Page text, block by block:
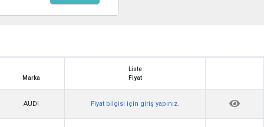
Marka
Liste
Fiyat
Fiyat
AUDI Fiyat bilgisi için giriş yapınız.